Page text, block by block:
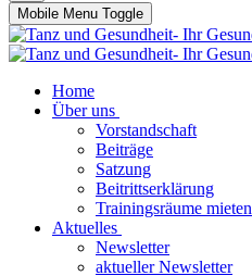
Mobile Menu Toggle
Home
Über uns
Vorstandschaft
Beiträge
Satzung
Beitrittserklärung
Trainingsräume mieten
Aktuelles
Newsletter
aktueller Newsletter